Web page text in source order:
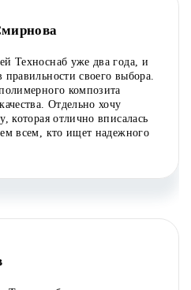
Техноснаб уже два года, и
своего выбора.
композита
Отдельно хочу
которая отлично вписалась
всем, кто ищет надежного